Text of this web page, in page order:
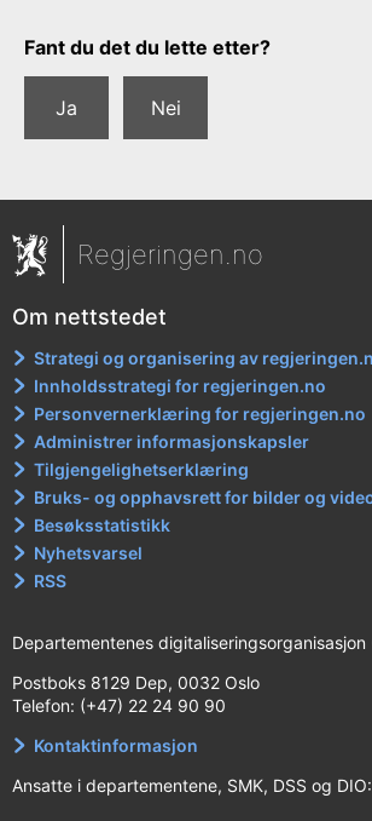
Tilbakemeldingsskjema
Fant du det du lette etter?
Ja Nei
Regjeringen.no
Om nettstedet
Strategi og organisering av
Innholdsstrategi for regjeringen.no
Personvernerklæring for regjeringen.no
Administrer informasjonskapsler
Tilgjengelighetserklæring
Bruks- og opphavsrett for bilder og
Besøksstatistikk
Nyhetsvarsel
RSS
Departementenes digitaliseringsorganisasjon
Postboks 8129 Dep, 0032 Oslo
Telefon: (+47) 22 24 90 90
Kontaktinformasjon
Ansatte i departementene, SMK, DSS og DIO: